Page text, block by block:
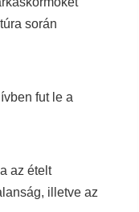
során
fut le a
az ételt
illetve az